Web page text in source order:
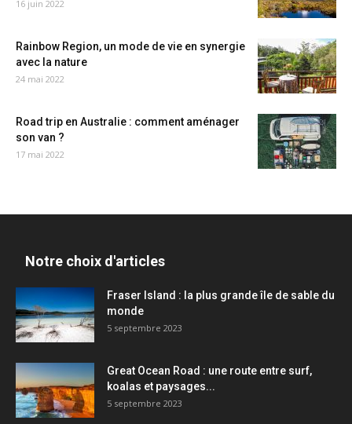
16 juin 2022
Rainbow Region, un mode de vie en synergie
avec la nature
24 mai 2022
Road trip en Australie : comment aménager
son van ?
17 mai 2022
Notre choix d'articles
Fraser Island : la plus grande île de sable du
monde
5 septembre 2023
Great Ocean Road : une route entre surf,
koalas et paysages...
5 septembre 2023